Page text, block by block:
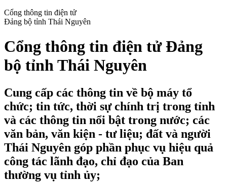
Cổng thông tin điện tử
Đảng bộ tỉnh Thái Nguyên
Cổng thông tin điện tử Đảng
bộ tỉnh Thái Nguyên
Cung cấp các thông tin về bộ máy tổ
chức; tin tức, thời sự chính trị trong tỉnh
và các thông tin nổi bật trong nước; các
văn bản, văn kiện - tư liệu; đất và người
Thái Nguyên góp phần phục vụ hiệu quả
công tác lãnh đạo, chỉ đạo của Ban
thường vụ tỉnh ủy;